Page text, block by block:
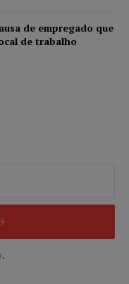
de empregado que
de trabalho
.